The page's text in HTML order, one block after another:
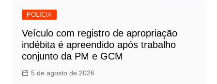
POLÍCIA
Veículo com registro de apropriação
indébita é apreendido após trabalho
conjunto da PM e GCM
5 de agosto de 2026